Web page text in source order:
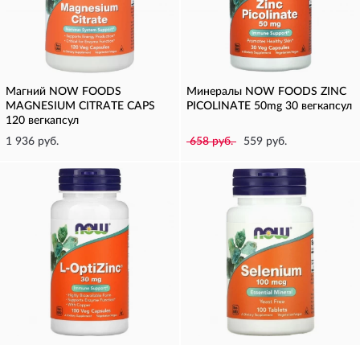
Магний NOW FOODS
MAGNESIUM CITRATE CAPS
120 вегкапсул
1 936 руб.
Минералы NOW FOODS ZINC
PICOLINATE 50mg 30 вегкапсул
658 руб. 559 руб.